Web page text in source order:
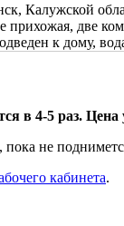
Калужской
две
к дому,
в 4-5 раз. Цена
не
кабинета.